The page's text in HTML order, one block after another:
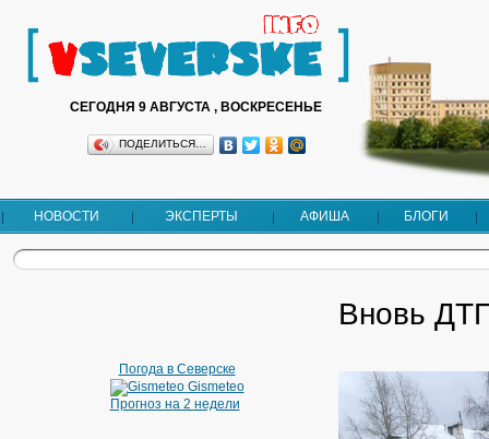
СЕГОДНЯ 9 АВГУСТА , ВОСКРЕСЕНЬЕ
ПОДЕЛИТЬСЯ…
НОВОСТИ ЭКСПЕРТЫ АФИША БЛОГИ
Погода в Северске
Gismeteo
Прогноз на 2 недели
Вновь